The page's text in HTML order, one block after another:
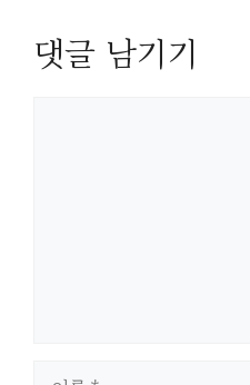
댓글 남기기